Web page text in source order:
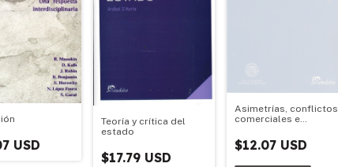
USD
Teoría y crítica del
estado
$17.79 USD
Asimetrías, conflictos
comerciales e
internacionales
$12.07 USD